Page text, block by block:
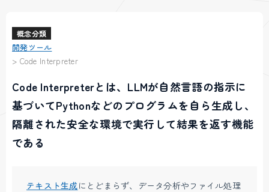
概念分類
開発ツール
> Code Interpreter
Code Interpreterとは、LLMが自然言語の指示に
基づいてPythonなどのプログラムを自ら生成し、
隔離された安全な環境で実行して結果を返す機能
である
テキスト生成にとどまらず、データ分析やファイル処理